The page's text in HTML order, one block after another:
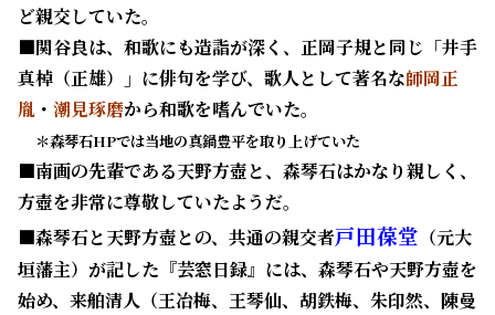
ど親交していた。
■関谷良は、和歌にも造詣が深く、正岡子規と同じ「井手
真棹（正雄）」に俳句を学び、歌人として著名な師岡正
胤 ・ 潮見琢磨から和歌を嗜んでいた。
＊森琴石HPでは当地の真鍋豊平を取り上げていた
■南画の先輩である天野方壺と、森琴石はかなり親しく、
方壺を非常に尊敬していたようだ。
■森琴石と天野方壺との、 共通の親交者戸田葆堂 （元大
垣藩主）が記した 『芸窓日録』には、森琴石や天野方壺を
始め、来舶清人（王冶梅、王琴仙、胡鉄梅、朱印然、陳曼